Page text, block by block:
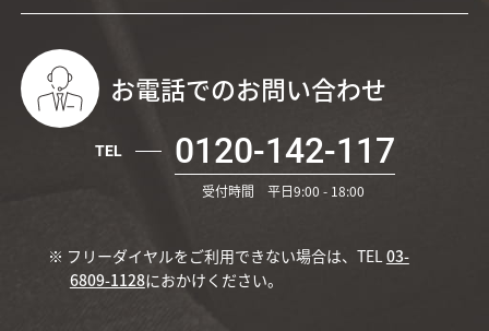
お電話でのお問い合わせ
TEL 0120-142-117
受付時間 平日9:00 - 18:00
※ フリーダイヤルをご利用できない場合は、TEL 03-
6809-1128におかけください。